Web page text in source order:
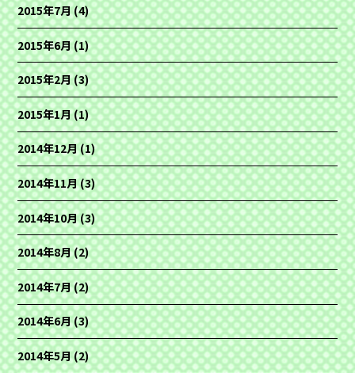
2015年7月(4)
2015年6月(1)
2015年2月(3)
2015年1月(1)
2014年12月(1)
2014年11月(3)
2014年10月(3)
2014年8月(2)
2014年7月(2)
2014年6月(3)
2014年5月(2)